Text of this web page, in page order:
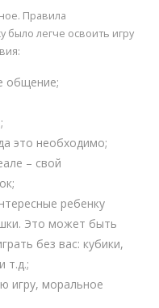
Правила
было легче освоить игру
общение;
это необходимо;
– свой
ребенку
Это может быть
без вас: кубики,
т.д.;
игру, моральное